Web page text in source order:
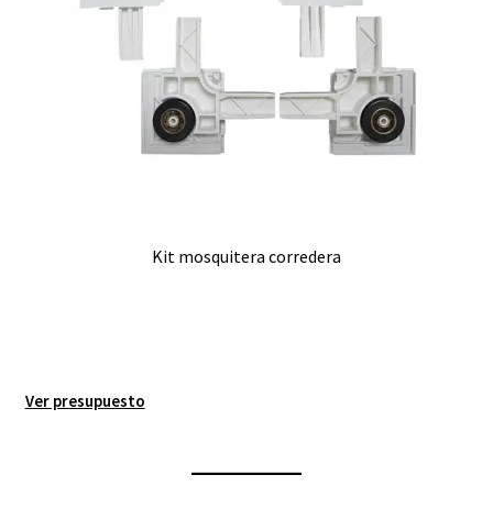
Kit mosquitera corredera
Ver presupuesto